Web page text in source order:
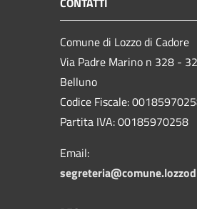
Comune di Lozzo di Cadore
Via Padre Marino n 328 -
Belluno
Codice Fiscale:
Partita IVA: 00185970258
Email: